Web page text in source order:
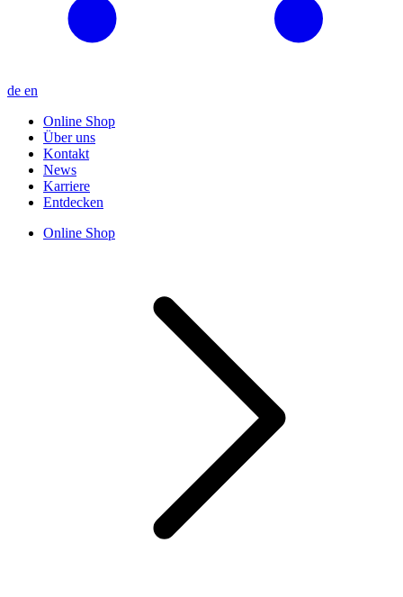
de en
Online Shop
Über uns
Kontakt
News
Karriere
Entdecken
Online Shop